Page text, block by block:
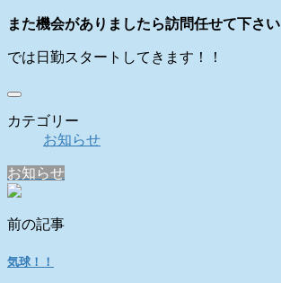
また機会がありましたら訪問任せて下さい
では日勤スタートしてきます！！
カテゴリー
お知らせ
お知らせ
前の記事
気球！！